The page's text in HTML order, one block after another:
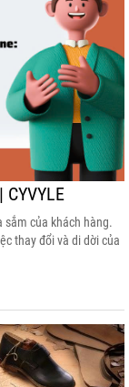
sắm của khách hàng.
thay đổi và di dời của